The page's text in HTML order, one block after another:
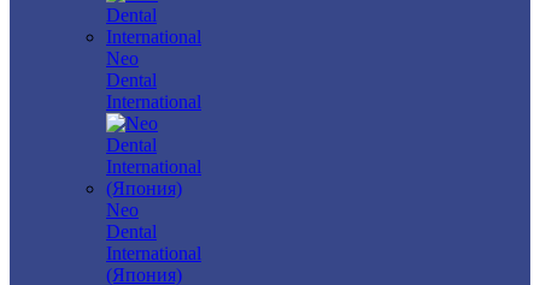
Neo
Dental
International
Neo
Dental
International
(Япония)